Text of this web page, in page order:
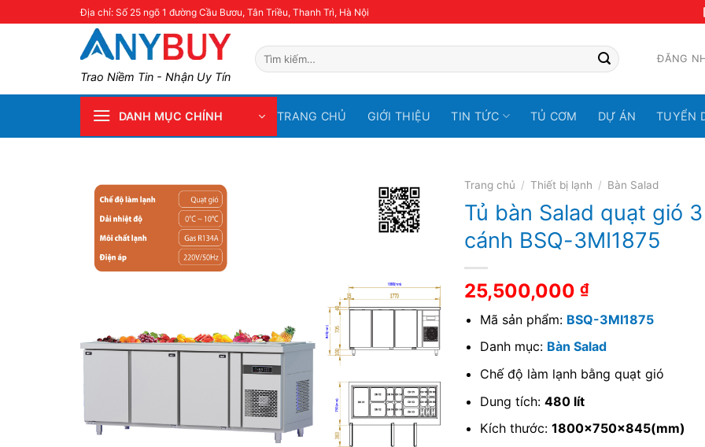
Địa chỉ: Số 25 ngõ 1 đường Cầu Bươu, Tân Triều, Thanh Trì, Hà Nội
Trao Niềm Tin - Nhận Uy Tín
Tìm
kiếm:
ĐĂNG
DANH MỤC CHÍNH TRANG CHỦ GIỚI THIỆU TIN TỨC TỦ CƠM DỰ ÁN TUYỂN
Trang chủ / Thiết bị lạnh / Bàn Salad
Tủ bàn Salad quạt gió 3
cánh BSQ-3MI1875
25,500,000 ₫
Mã sản phẩm: BSQ-3MI1875
Danh mục: Bàn Salad
Chế độ làm lạnh bằng quạt gió
Dung tích:480 lít
Kích thước:1800x750x845(mm)